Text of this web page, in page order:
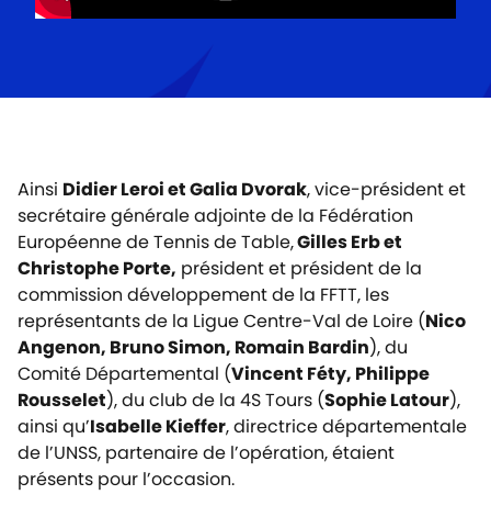
Ainsi Didier Leroi et Galia Dvorak, vice-président et
secrétaire générale adjointe de la Fédération
Européenne de Tennis de Table,Gilles Erb et
Christophe Porte, président et président de la
commission développement de la FFTT, les
représentants de la Ligue Centre-Val de Loire (Nico
Angenon, Bruno Simon, Romain Bardin), du
Comité Départemental (Vincent Féty, Philippe
Rousselet), du club de la 4S Tours (Sophie Latour),
ainsi qu’Isabelle Kieffer, directrice départementale
de l’UNSS, partenaire de l’opération, étaient
présents pour l’occasion.